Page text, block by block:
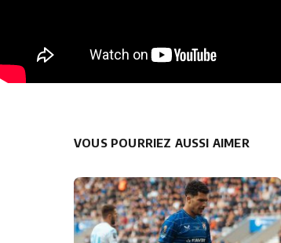
VOUS POURRIEZ AUSSI AIMER